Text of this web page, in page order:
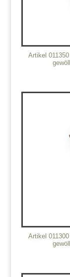
Artikel
Artikel